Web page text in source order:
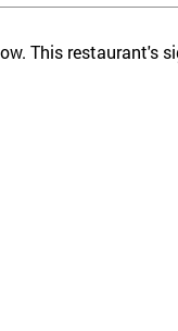
This restaurant's